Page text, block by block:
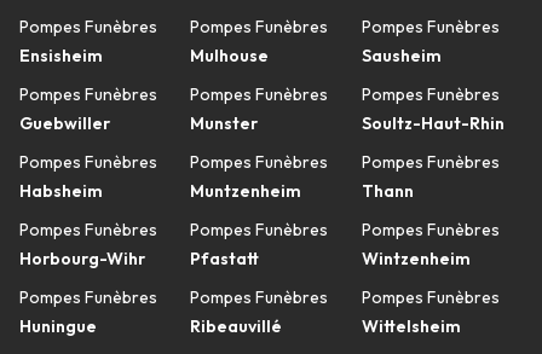
Pompes Funèbres
Ensisheim
Pompes Funèbres
Guebwiller
Pompes Funèbres
Habsheim
Pompes Funèbres
Horbourg-Wihr
Pompes Funèbres
Huningue
Pompes Funèbres
Mulhouse
Pompes Funèbres
Munster
Pompes Funèbres
Muntzenheim
Pompes Funèbres
Pfastatt
Pompes Funèbres
Ribeauvillé
Pompes Funèbres
Sausheim
Pompes Funèbres
Soultz-Haut-Rhin
Pompes Funèbres
Thann
Pompes Funèbres
Wintzenheim
Pompes Funèbres
Wittelsheim